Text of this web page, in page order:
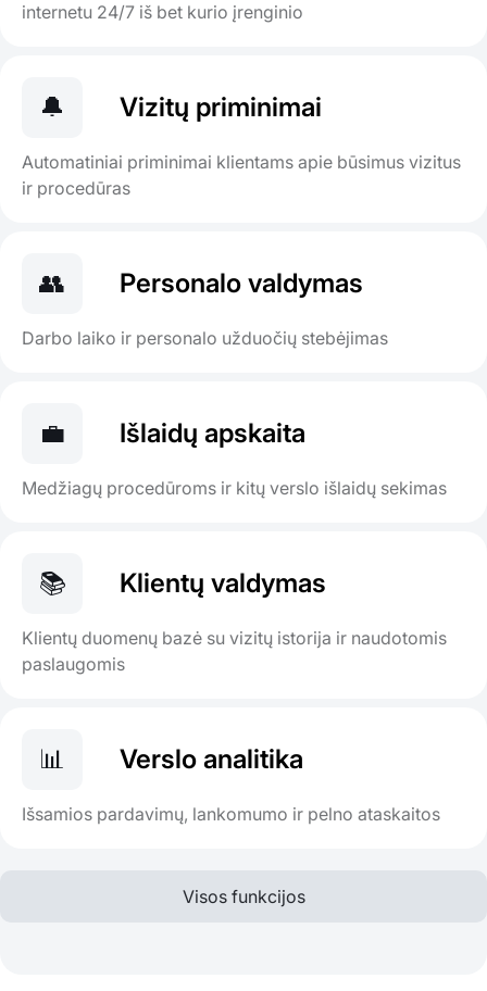
internetu 24/7 iš bet kurio įrenginio
🔔 Vizitų priminimai
Automatiniai priminimai klientams apie būsimus vizitus
ir procedūras
👥 Personalo valdymas
Darbo laiko ir personalo užduočių stebėjimas
💼 Išlaidų apskaita
Medžiagų procedūroms ir kitų verslo išlaidų sekimas
📚 Klientų valdymas
Klientų duomenų bazė su vizitų istorija ir naudotomis
paslaugomis
📊 Verslo analitika
Išsamios pardavimų, lankomumo ir pelno ataskaitos
Visos funkcijos